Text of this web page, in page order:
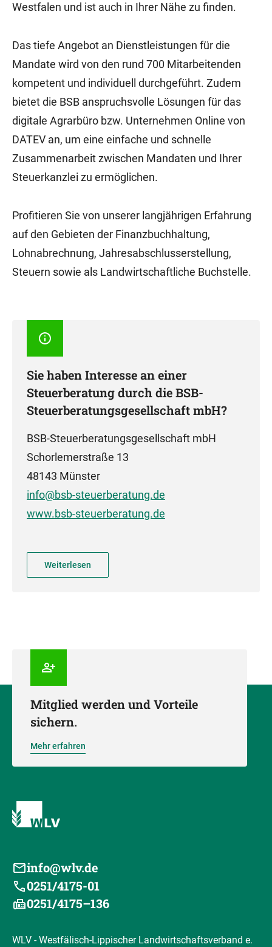
Westfalen und ist auch in Ihrer Nähe zu finden.
Das tiefe Angebot an Dienstleistungen für die
Mandate wird von den rund 700 Mitarbeitenden
kompetent und individuell durchgeführt. Zudem
bietet die BSB anspruchsvolle Lösungen für das
digitale Agrarbüro bzw. Unternehmen Online von
DATEV an, um eine einfache und schnelle
Zusammenarbeit zwischen Mandaten und Ihrer
Steuerkanzlei zu ermöglichen.
Profitieren Sie von unserer langjährigen Erfahrung
auf den Gebieten der Finanzbuchhaltung,
Lohnabrechnung, Jahresabschlusserstellung,
Steuern sowie als Landwirtschaftliche Buchstelle.
Sie haben Interesse an einer
Steuerberatung durch die BSB-
Steuerberatungsgesellschaft mbH?
BSB-Steuerberatungsgesellschaft mbH
Schorlemerstraße 13
48143 Münster
info@bsb-steuerberatung.de
www.bsb-steuerberatung.de
Weiterlesen
Mitglied werden und Vorteile
sichern.
Mehr erfahren
info@wlv.de
0251/4175-01
0251/4175–136
WLV - Westfälisch-Lippischer Landwirtschaftsverband e.